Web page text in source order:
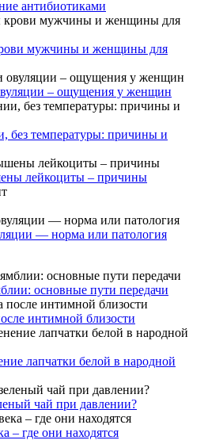
антибиотиками
мужчины и женщины для
– ощущения у женщин
без температуры: причины и
лейкоциты – причины
— норма или патология
основные пути передачи
интимной близости
лапчатки белой в народной
чай при давлении?
– где они находятся